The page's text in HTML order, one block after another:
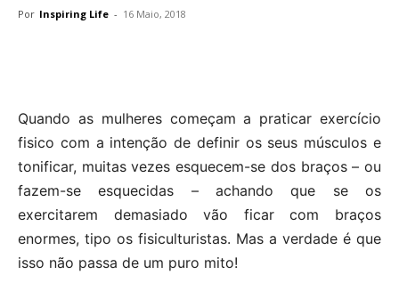
Por Inspiring Life - 16 Maio, 2018
Quando as mulheres começam a praticar exercício
fisico com a intenção de definir os seus músculos e
tonificar, muitas vezes esquecem-se dos braços – ou
fazem-se esquecidas – achando que se os
exercitarem demasiado vão ficar com braços
enormes, tipo os fisiculturistas. Mas a verdade é que
isso não passa de um puro mito!